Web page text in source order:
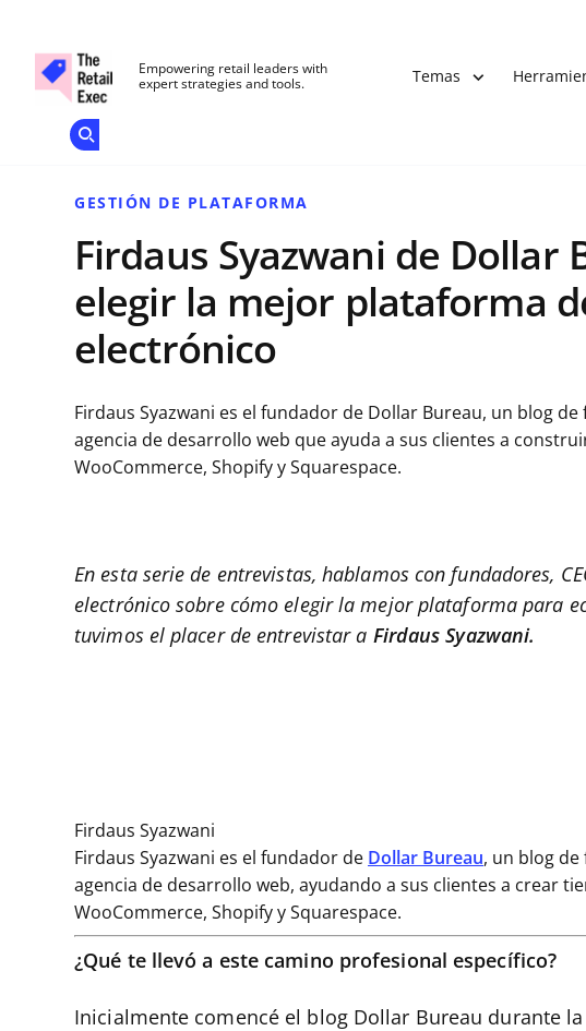
Skip to main content
Empowering retail leaders with
expert strategies and tools.
Temas
Add as a
GESTIÓN DE PLATAFORMA
Firdaus Syazwani de Dollar
elegir la mejor plataforma
electrónico
Firdaus Syazwani es el fundador de Dollar Bureau, un blog
agencia de desarrollo web que ayuda a sus clientes a
WooCommerce, Shopify y Squarespace.
En esta serie de entrevistas, hablamos con fundadores,
electrónico sobre cómo elegir la mejor plataforma para
tuvimos el placer de entrevistar a Firdaus Syazwani.
Firdaus Syazwani
Firdaus Syazwani es el fundador de Dollar Bureau, un blog de
agencia de desarrollo web, ayudando a sus clientes a crear
WooCommerce, Shopify y Squarespace.
¿Qué te llevó a este camino profesional específico?
Inicialmente comencé el blog Dollar Bureau durante